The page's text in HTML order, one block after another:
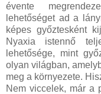
évente
lehetőséget ad a
képes győztesként
Nyaxia istennő
lehetősége, mint
olyan világban,
meg a környezete.
Nem viccelek, már a